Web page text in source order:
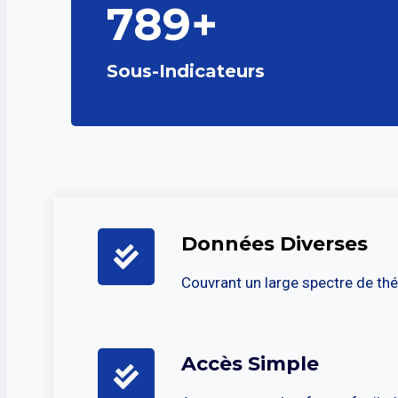
789+
Sous-Indicateurs
Données Diverses
Couvrant un large spectre de
Accès Simple